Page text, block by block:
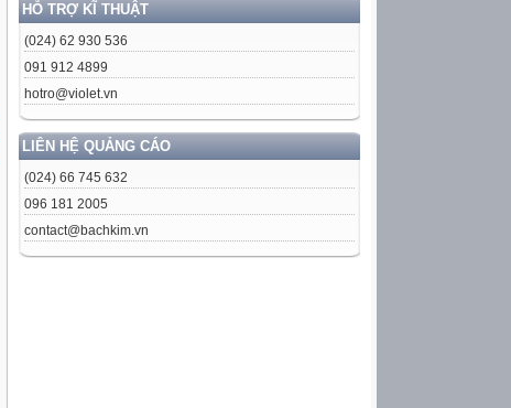
HỖ TRỢ KĨ THUẬT
(024) 62 930 536
091 912 4899
hotro@violet.vn
LIÊN HỆ QUẢNG CÁO
(024) 66 745 632
096 181 2005
contact@bachkim.vn